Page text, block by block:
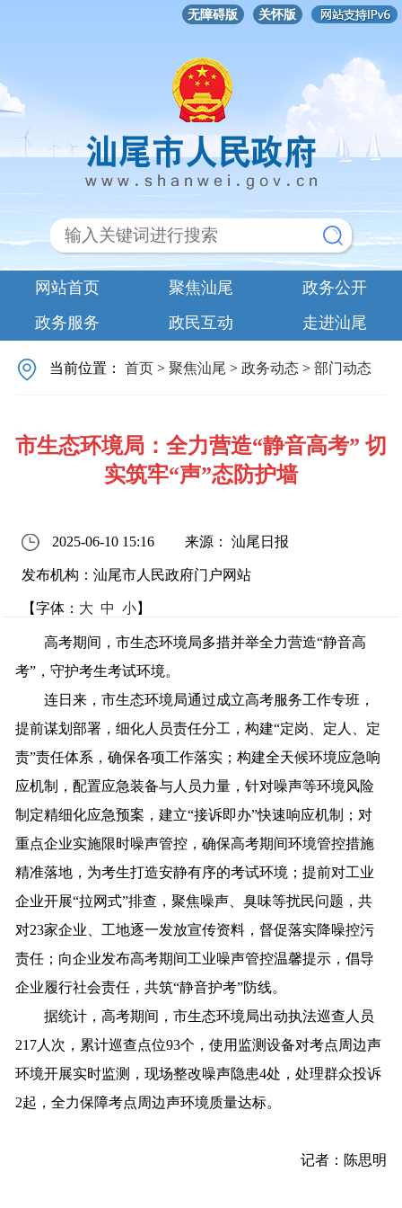
无障碍版 关怀版
网站首页 聚焦汕尾
政务公开
政务服务
政民互动 走进汕尾
当前位置：首页 >聚焦汕尾 >政务动态 >部门动态
市生态环境局：全力营造“静音高考” 切
实筑牢“声”态防护墙
2025-06-10 15:16 来源： 汕尾日报
发布机构：汕尾市人民政府门户网站
【字体： 大 中 小】
高考期间，市生态环境局多措并举全力营造“静音高
考”，守护考生考试环境。
连日来，市生态环境局通过成立高考服务工作专班，
提前谋划部署，细化人员责任分工，构建“定岗、定人、定
责”责任体系，确保各项工作落实；构建全天候环境应急响
应机制，配置应急装备与人员力量，针对噪声等环境风险
制定精细化应急预案，建立“接诉即办”快速响应机制；对
重点企业实施限时噪声管控，确保高考期间环境管控措施
精准落地，为考生打造安静有序的考试环境；提前对工业
企业开展“拉网式”排查，聚焦噪声、臭味等扰民问题，共
对23家企业、工地逐一发放宣传资料，督促落实降噪控污
责任；向企业发布高考期间工业噪声管控温馨提示，倡导
企业履行社会责任，共筑“静音护考”防线。
据统计，高考期间，市生态环境局出动执法巡查人员
217人次，累计巡查点位93个，使用监测设备对考点周边声
环境开展实时监测，现场整改噪声隐患4处，处理群众投诉
2起，全力保障考点周边声环境质量达标。
记者：陈思明